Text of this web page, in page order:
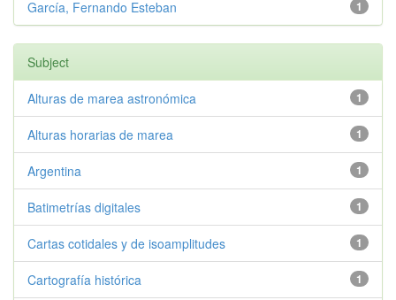
1
García, Fernando Esteban
Subject
1
Alturas de marea astronómica
1
Alturas horarias de marea
1
Argentina
1
Batimetrías digitales
1
Cartas cotidales y de isoamplitudes
1
Cartografía histórica